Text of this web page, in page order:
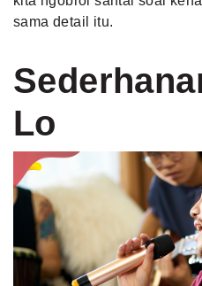
sama detail itu.
Lo